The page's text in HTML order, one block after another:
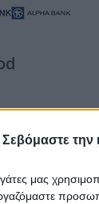
Σεβόμαστε την
μας